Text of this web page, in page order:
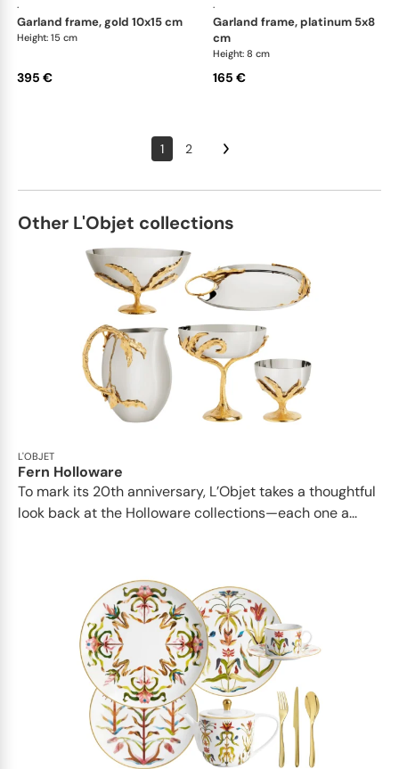
·
garland frame, gold 10x15 cm
Height: 15 cm
395 €
·
garland frame, platinum 5x8
cm
Height: 8 cm
165 €
1 2
Other L'Objet collections
L'OBJET
Fern Holloware
To mark its 20th anniversary, L’Objet takes a thoughtful
look back at the Holloware collections—each one a...